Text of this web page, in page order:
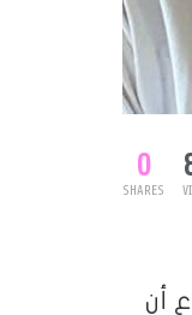
0
SHARES
أن